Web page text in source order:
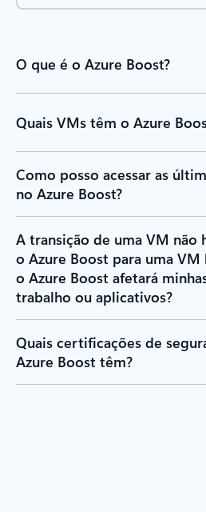
O que é o Azure Boost?
Quais VMs têm o Azure
Como posso acessar as
no Azure Boost?
A transição de uma VM não
o Azure Boost para uma
o Azure Boost afetará
trabalho ou aplicativos?
Quais certificações de
Azure Boost têm?